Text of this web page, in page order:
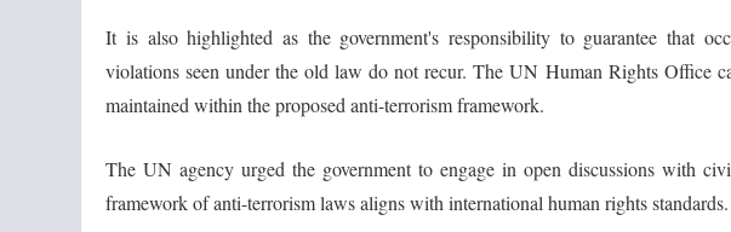
It is also highlighted as the government's responsibility to guarantee that
violations seen under the old law do not recur. The UN Human Rights Office
maintained within the proposed anti-terrorism framework.
The UN agency urged the government to engage in open discussions with
framework of anti-terrorism laws aligns with international human rights standards.